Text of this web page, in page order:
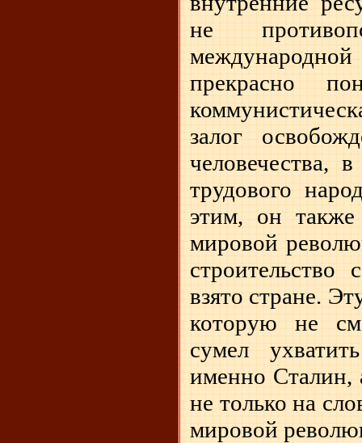
не
прекрасно
залог
человечества,
трудового
этим, он
мировой
строительство
взято стране.
которую не
сумел
именно Сталин,
не только на
мировой